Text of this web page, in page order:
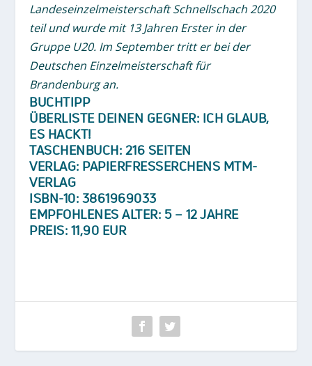
Landeseinzelmeisterschaft Schnellschach 2020
teil und wurde mit 13 Jahren Erster in der
Gruppe U20. Im September tritt er bei der
Deutschen Einzelmeisterschaft für
Brandenburg an.
BUCHTIPP
ÜBERLISTE DEINEN GEGNER: ICH GLAUB,
ES HACKT!
TASCHENBUCH: 216 SEITEN
VERLAG: PAPIERFRESSERCHENS MTM-
VERLAG
ISBN-10: 3861969033
EMPFOHLENES ALTER: 5 – 12 JAHRE
PREIS: 11,90 EUR